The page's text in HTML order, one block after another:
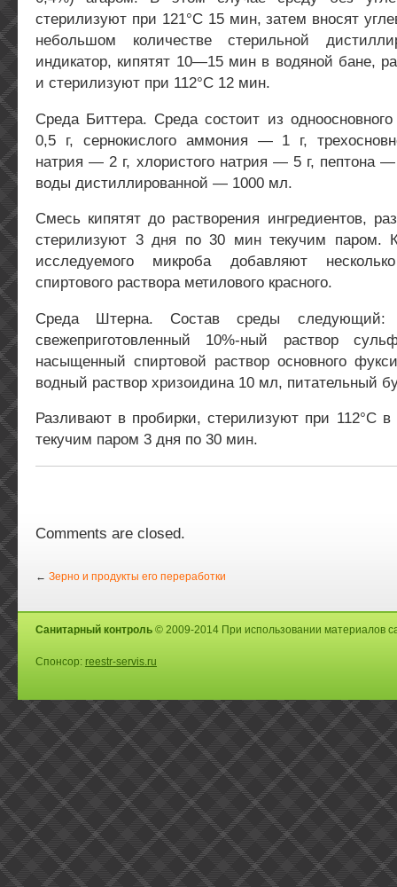
стерилизуют при 121°С 15 мин, затем вносят
небольшом количестве стерильной
индикатор, кипятят 10—15 мин в водяной бане,
и стерилизуют при 112°С 12 мин.
Среда Биттера. Среда состоит из
0,5 г, сернокислого аммония — 1 г,
натрия — 2 г, хлористого натрия — 5 г, пептона
воды дистиллированной — 1000 мл.
Смесь кипятят до растворения ингредиентов,
стерилизуют 3 дня по 30 мин текучим паром. К
исследуемого микроба добавляют
спиртового раствора метилового красного.
Среда Штерна. Состав среды
свежеприготовленный 10%-ный раствор
насыщенный спиртовой раствор основного
водный раствор хризоидина 10 мл, питательный
Разливают в пробирки, стерилизуют при 112°С
текучим паром 3 дня по 30 мин.
Comments are closed.
← Зерно и продукты его переработки
Санитарный контроль © 2009-2014 При использовании материалов
Спонсор: reestr-servis.ru